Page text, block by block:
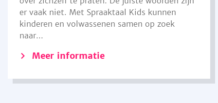
er vaak niet. Met Spraaktaal Kids kunnen
kinderen en volwassenen samen op zoek
naar...
Meer informatie